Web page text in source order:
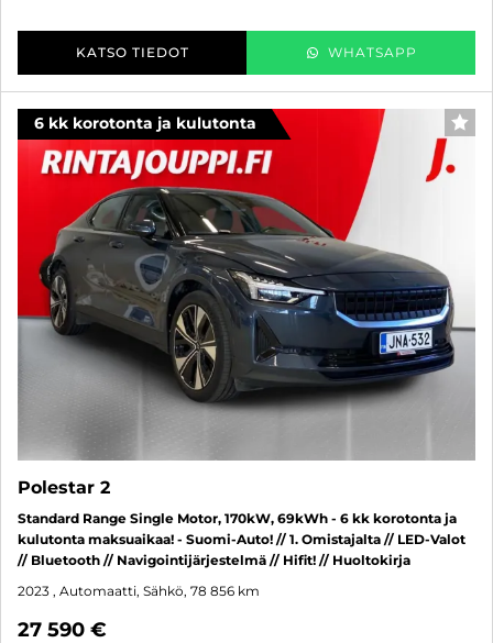
KATSO TIEDOT WHATSAPP
6 kk korotonta ja kulutonta
Polestar 2
Standard Range Single Motor, 170kW, 69kWh - 6 kk korotonta ja
kulutonta maksuaikaa! - Suomi-Auto! // 1. Omistajalta // LED-Valot
// Bluetooth // Navigointijärjestelmä // Hifit! // Huoltokirja
2023 , Automaatti, Sähkö, 78 856 km
27 590 €